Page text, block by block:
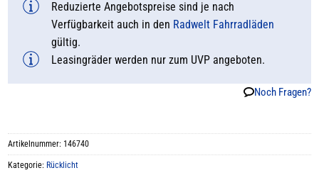
Reduzierte Angebotspreise sind je nach
Verfügbarkeit auch in den Radwelt Fahrradläden
gültig.
Leasingräder werden nur zum UVP angeboten.
Noch Fragen?
Artikelnummer: 146740
Kategorie: Rücklicht